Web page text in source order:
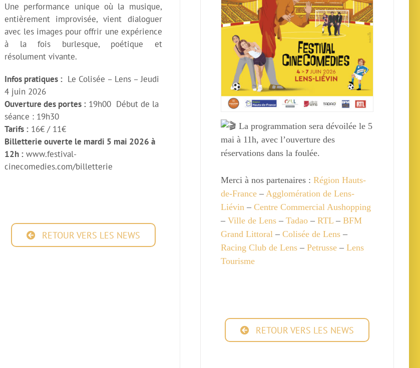
Une performance unique où la musique,
entièrement improvisée, vient dialoguer
avec les images pour offrir une expérience
à la fois burlesque, poétique et
résolument vivante.
Infos pratiques :Le Colisée – Lens – Jeudi
4 juin 2026
Ouverture des portes :19h00 Début de la
séance : 19h30
Tarifs :16€ / 11€
Billetterie ouverte le mardi 5 mai 2026 à
12h :www.festival-
cinecomedies.com/billetterie
RETOUR VERS LES NEWS
La programmation sera dévoilée le 5
mai à 11h, avec l’ouverture des
réservations dans la foulée.
Merci à nos partenaires : Région Hauts-
de-France – Agglomération de Lens-
Liévin – Centre Commercial Aushopping
– Ville de Lens – Tadao – RTL – BFM
Grand Littoral – Colisée de Lens –
Racing Club de Lens – Petrusse – Lens
Tourisme
RETOUR VERS LES NEWS